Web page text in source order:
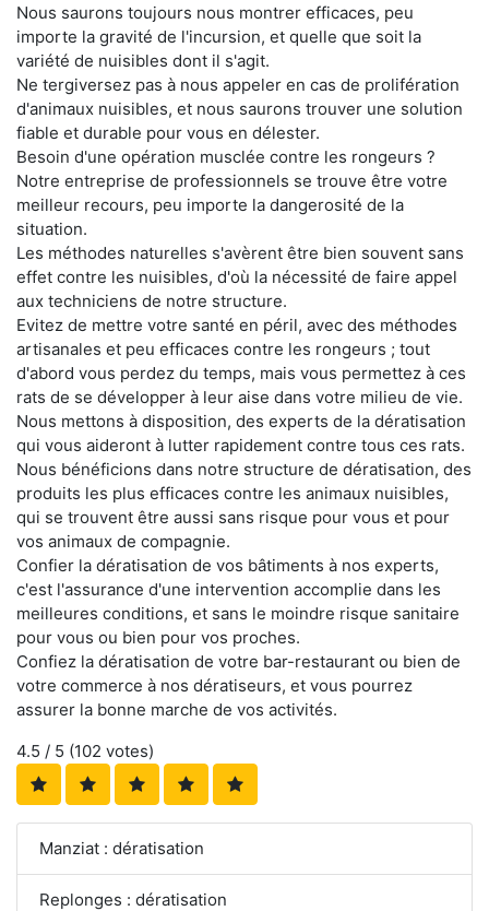
Nous saurons toujours nous montrer efficaces, peu
importe la gravité de l'incursion, et quelle que soit la
variété de nuisibles dont il s'agit.
Ne tergiversez pas à nous appeler en cas de prolifération
d'animaux nuisibles, et nous saurons trouver une solution
fiable et durable pour vous en délester.
Besoin d'une opération musclée contre les rongeurs ?
Notre entreprise de professionnels se trouve être votre
meilleur recours, peu importe la dangerosité de la
situation.
Les méthodes naturelles s'avèrent être bien souvent sans
effet contre les nuisibles, d'où la nécessité de faire appel
aux techniciens de notre structure.
Evitez de mettre votre santé en péril, avec des méthodes
artisanales et peu efficaces contre les rongeurs ; tout
d'abord vous perdez du temps, mais vous permettez à ces
rats de se développer à leur aise dans votre milieu de vie.
Nous mettons à disposition, des experts de la dératisation
qui vous aideront à lutter rapidement contre tous ces rats.
Nous bénéficions dans notre structure de dératisation, des
produits les plus efficaces contre les animaux nuisibles,
qui se trouvent être aussi sans risque pour vous et pour
vos animaux de compagnie.
Confier la dératisation de vos bâtiments à nos experts,
c'est l'assurance d'une intervention accomplie dans les
meilleures conditions, et sans le moindre risque sanitaire
pour vous ou bien pour vos proches.
Confiez la dératisation de votre bar-restaurant ou bien de
votre commerce à nos dératiseurs, et vous pourrez
assurer la bonne marche de vos activités.
4.5 / 5 (102 votes)
Manziat : dératisation
Replonges : dératisation